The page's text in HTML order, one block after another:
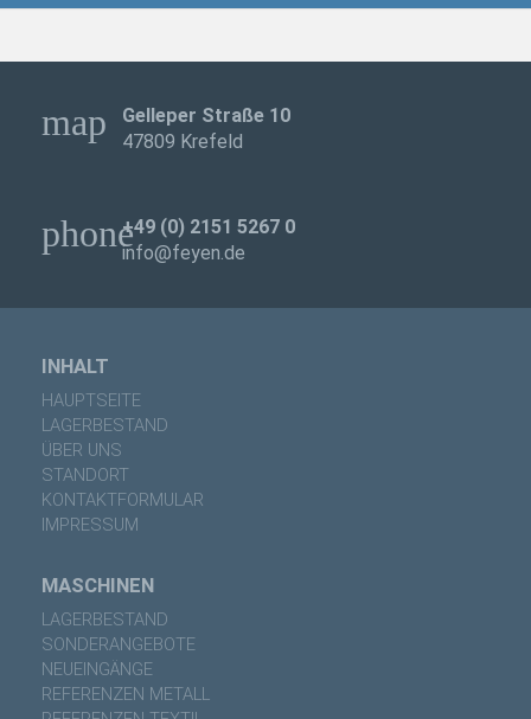
map
Gelleper Straße 10
47809 Krefeld
phone+49 (0) 2151 5267 0
info@feyen.de
INHALT
HAUPTSEITE
LAGERBESTAND
ÜBER UNS
STANDORT
KONTAKTFORMULAR
IMPRESSUM
MASCHINEN
LAGERBESTAND
SONDERANGEBOTE
NEUEINGÄNGE
REFERENZEN METALL